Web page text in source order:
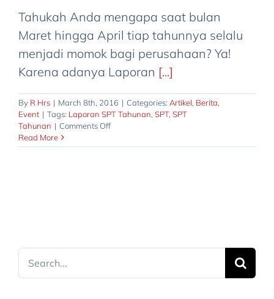
Tahukah Anda mengapa saat bulan
Maret hingga April tiap tahunnya selalu
menjadi momok bagi perusahaan? Ya!
Karena adanya Laporan [...]
By R Hrs | March 8th, 2016 | Categories: Artikel, Berita,
Event | Tags: Laporan SPT Tahunan, SPT, SPT
Tahunan | Comments Offon
Mudah
Read More
Search
for: